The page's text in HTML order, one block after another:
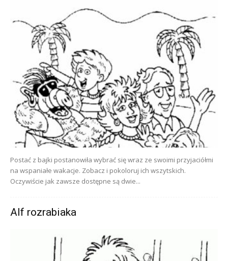
Postać z bajki postanowiła wybrać się wraz ze swoimi przyjaciółmi
na wspaniałe wakacje. Zobacz i pokoloruj ich wszytskich.
Oczywiście jak zawsze dostępne są dwie...
Alf rozrabiaka